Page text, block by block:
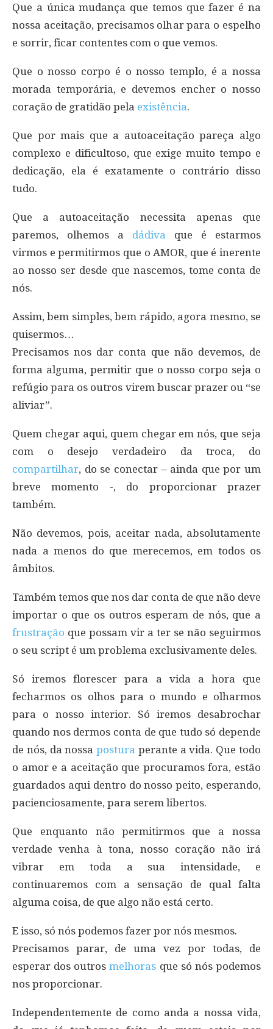
Que a única mudança que temos que fazer é na
nossa aceitação, precisamos olhar para o espelho
e sorrir, ficar contentes com o que vemos.
Que o nosso corpo é o nosso templo, é a nossa
morada temporária, e devemos encher o nosso
coração de gratidão pela existência.
Que por mais que a autoaceitação pareça algo
complexo e dificultoso, que exige muito tempo e
dedicação, ela é exatamente o contrário disso
tudo.
Que a autoaceitação necessita apenas que
paremos, olhemos a dádiva que é estarmos
virmos e permitirmos que o AMOR, que é inerente
ao nosso ser desde que nascemos, tome conta de
nós.
Assim, bem simples, bem rápido, agora mesmo, se
quisermos…
Precisamos nos dar conta que não devemos, de
forma alguma, permitir que o nosso corpo seja o
refúgio para os outros virem buscar prazer ou “se
aliviar”.
Quem chegar aqui, quem chegar em nós, que seja
com o desejo verdadeiro da troca, do
compartilhar, do se conectar – ainda que por um
breve momento -, do proporcionar prazer
também.
Não devemos, pois, aceitar nada, absolutamente
nada a menos do que merecemos, em todos os
âmbitos.
Também temos que nos dar conta de que não deve
importar o que os outros esperam de nós, que a
frustração que possam vir a ter se não seguirmos
o seu script é um problema exclusivamente deles.
Só iremos florescer para a vida a hora que
fecharmos os olhos para o mundo e olharmos
para o nosso interior. Só iremos desabrochar
quando nos dermos conta de que tudo só depende
de nós, da nossapostura perante a vida. Que todo
o amor e a aceitação que procuramos fora, estão
guardados aqui dentro do nosso peito, esperando,
pacienciosamente, para serem libertos.
Que enquanto não permitirmos que a nossa
verdade venha à tona, nosso coração não irá
vibrar em toda a sua intensidade, e
continuaremos com a sensação de qual falta
alguma coisa, de que algo não está certo.
E isso, só nós podemos fazer por nós mesmos.
Precisamos parar, de uma vez por todas, de
esperar dos outrosmelhoras que só nós podemos
nos proporcionar.
Independentemente de como anda a nossa vida,